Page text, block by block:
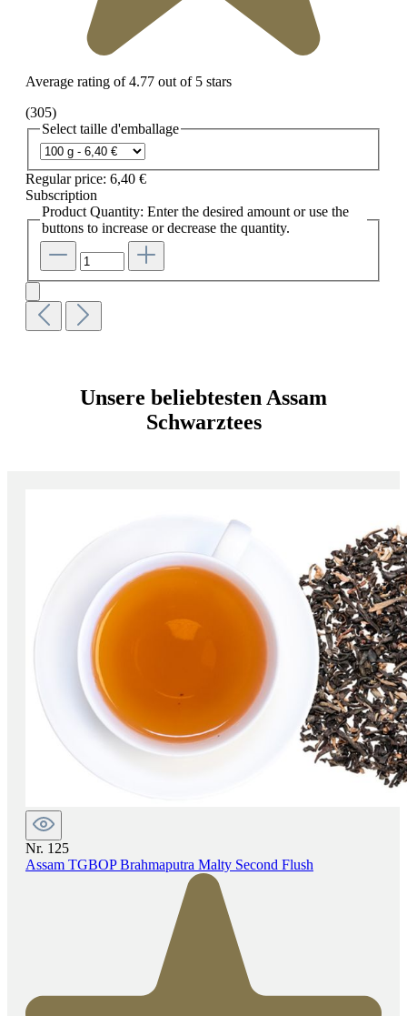
Average rating of 4.77 out of 5 stars
(305)
Select taille d'emballage
Regular price: 6,40 €
Subscription
Product Quantity: Enter the desired amount or use the
buttons to increase or decrease the quantity.
Unsere beliebtesten Assam
Schwarztees
Nr. 125
Assam TGBOP Brahmaputra Malty Second Flush